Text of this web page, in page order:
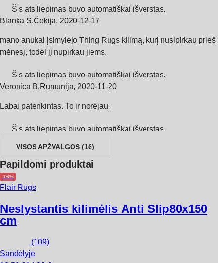
Šis atsiliepimas buvo automatiškai išverstas.
Blanka S.Čekija, 2020‑12‑17
mano anūkai įsimylėjo Thing Rugs kilimą, kurį nusipirkau prieš
mėnesį, todėl jį nupirkau jiems.
Šis atsiliepimas buvo automatiškai išverstas.
Veronica B.Rumunija, 2020‑11‑20
Labai patenkintas. To ir norėjau.
Šis atsiliepimas buvo automatiškai išverstas.
VISOS APŽVALGOS (16)
Papildomi produktai
-16%
Flair Rugs
Neslystantis kilimėlis Anti Slip80x150
cm
(109)
Sandėlyje